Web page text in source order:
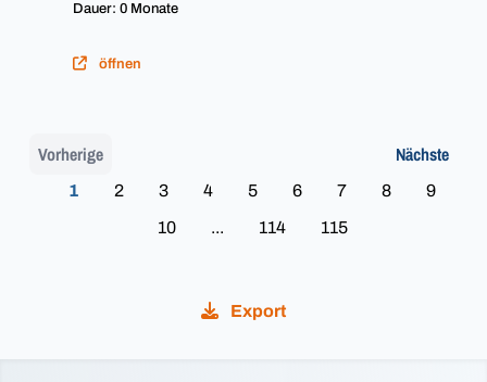
Dauer: 0 Monate
öffnen
Vorherige
1 2 3 4 5 6 7 8
9
10
... 114 115
Nächste
Export